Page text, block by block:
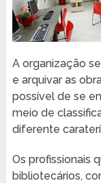
A organização
e arquivar as
possível de se
meio de
diferente
Os profissionais
bibliotecários,